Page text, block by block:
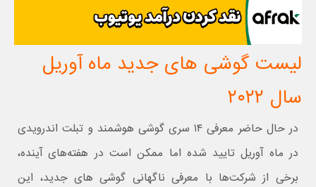
لیست گوشی های جدید ماه آوریل
سال ۲۰۲۲
در حال حاضر معرفی ۱۴ سری گوشی هوشمند و تبلت اندرویدی
در ماه آوریل تایید شده اما ممکن است در هفته‌های آینده،
برخی از شرکت‌ها با معرفی ناگهانی گوشی های جدید، این